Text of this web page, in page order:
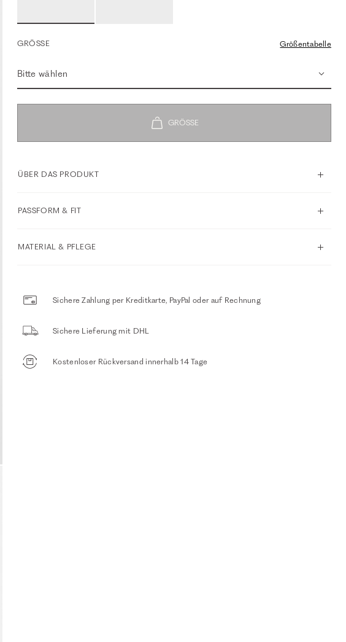
GRÖSSE Größentabelle
Bitte wählen
ÜBER DAS PRODUKT
PASSFORM & FIT
MATERIAL & PFLEGE
Sichere Zahlung per Kreditkarte, PayPal oder auf Rechnung
Sichere Lieferung mit DHL
Kostenloser Rückversand innerhalb 14 Tage